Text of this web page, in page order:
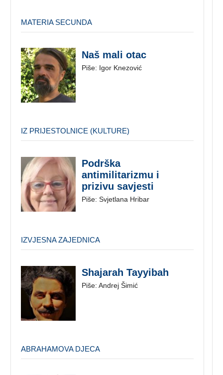
Naš mali otac
Piše: Igor Knezović
MATERIA SECUNDA
Podrška
antimilitarizmu i
prizivu savjesti
Piše: Svjetlana Hribar
IZ PRIJESTOLNICE (KULTURE)
Shajarah Tayyibah
Piše: Andrej Šimić
IZVJESNA ZAJEDNICA
ABRAHAMOVA DJECA